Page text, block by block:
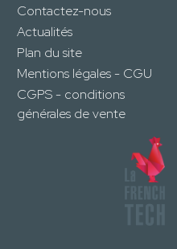
Contactez-nous
Actualités
Plan du site
Mentions légales - CGU
CGPS - conditions
générales de vente